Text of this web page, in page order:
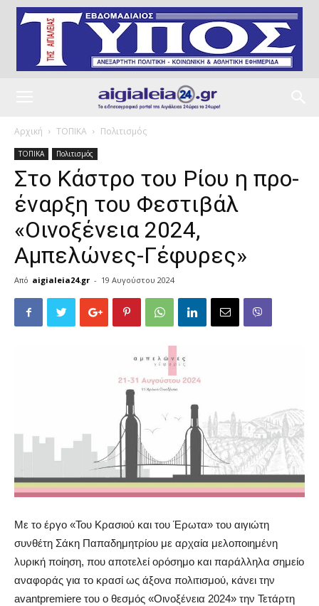
Αρχική ΤΟΠΙΚΑ Πολιτισμός
ΤΟΠΙΚΑ Πολιτισμός
Στο Κάστρο του Ρίου η προ-
έναρξη του Φεστιβάλ
«Οινοξένεια 2024,
Αμπελώνες-Γέφυρες»
Από aigialeia24.gr - 19 Αυγούστου 2024
Με το έργο «Του Κρασιού και του Έρωτα» του αιγιώτη
συνθέτη Σάκη Παπαδημητρίου με αρχαία μελοποιημένη
λυρική ποίηση, που αποτελεί ορόσημο και παράλληλα σημείο
αναφοράς για το κρασί ως άξονα πολιτισμού, κάνει την
avantpremiere του ο θεσμός «Οινοξένεια 2024» την Τετάρτη